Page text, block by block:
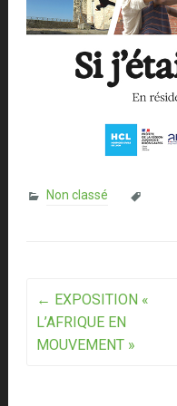
Non classé
Post
navigation
← EXPOSITION «
L’AFRIQUE EN
MOUVEMENT »